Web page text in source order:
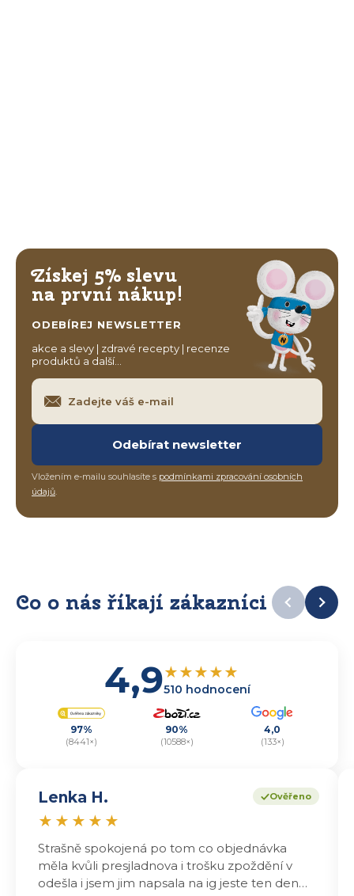
Získej 5% slevu
na první nákup!
ODEBÍREJ NEWSLETTER
akce a slevy | zdravé recepty | recenze
produktů a další…
Odebírat newsletter
Vložením e-mailu souhlasíte s podmínkami zpracování osobních
údajů.
Co o nás říkají zákazníci
4,9★★★★★
510 hodnocení
97%
(8441×)
90%
(10588×)
4,0
(133×)
Ověřeno
Lenka H.
★ ★ ★ ★ ★
Strašně spokojená po tom co objednávka
měla kvůli presjladnova i trošku zpoždění v
odešla i jsem jim napsala na ig jeste ten den